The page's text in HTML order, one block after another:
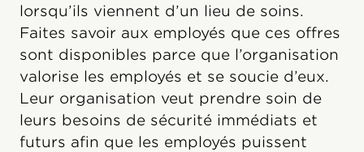
lorsqu’ils viennent d’un lieu de soins.
Faites savoir aux employés que ces offres
sont disponibles parce que l’organisation
valorise les employés et se soucie d’eux.
Leur organisation veut prendre soin de
leurs besoins de sécurité immédiats et
futurs afin que les employés puissent